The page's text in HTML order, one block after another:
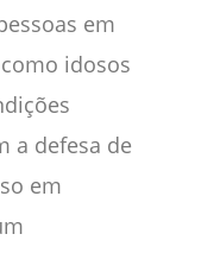
em
idosos
a defesa de
em